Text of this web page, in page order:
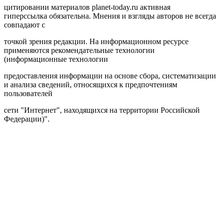
цитировании материалов planet-today.ru активная
гиперссылка обязательна. Мнения и взгляды авторов не всегда
совпадают с
точкой зрения редакции. На информационном ресурсе
применяются рекомендательные технологии
(информационные технологии
предоставления информации на основе сбора, систематизации
и анализа сведений, относящихся к предпочтениям
пользователей
сети "Интернет", находящихся на территории Российской
Федерации)".